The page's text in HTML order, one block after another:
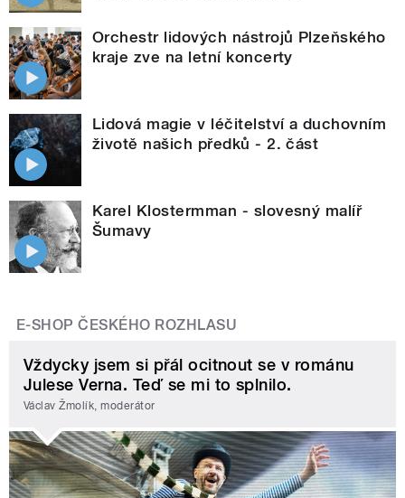
Orchestr lidových nástrojů Plzeňského
kraje zve na letní koncerty
Lidová magie v léčitelství a duchovním
životě našich předků - 2. část
Karel Klostermman - slovesný malíř
Šumavy
E-SHOP ČESKÉHO ROZHLASU
Vždycky jsem si přál ocitnout se v románu
Julese Verna. Teď se mi to splnilo.
Václav Žmolík, moderátor